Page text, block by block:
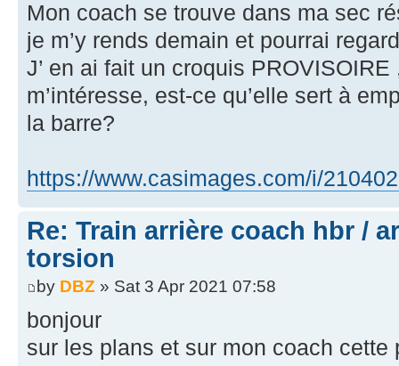
Mon coach se trouve dans ma sec
je m’y rends demain et pourrai
J’ en ai fait un croquis
m’intéresse, est-ce qu’elle sert à
la barre?
https://www.casimages.com/i/
Re: Train arrière coach hbr /
torsion
by DBZ » Sat 3 Apr 2021 07:58
bonjour
sur les plans et sur mon coach